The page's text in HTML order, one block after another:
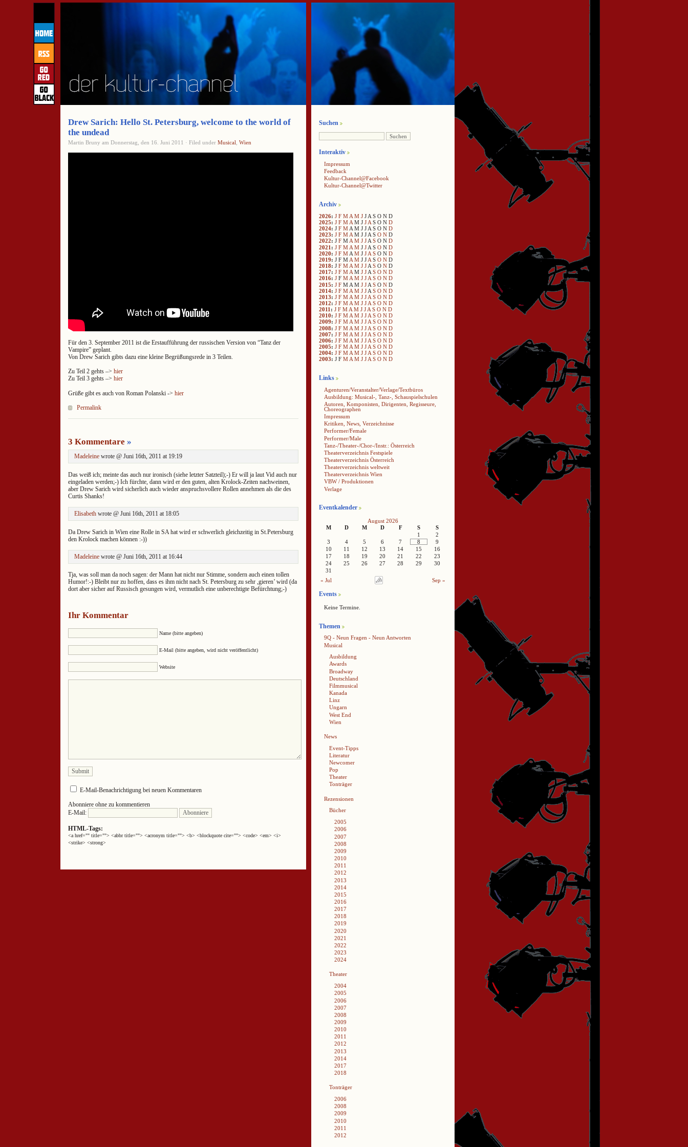
Drew Sarich: Hello St. Petersburg, welcome to the world of
the undead
Martin Bruny am Donnerstag, den 16. Juni 2011 · Filed under Musical Wien
Für den 3. September 2011 ist die Erstaufführung der russischen Version von “Tanz der
Vampire” geplant.
Von Drew Sarich gibts dazu eine kleine Begrüßungsrede in 3 Teilen.
Zu Teil 2 gehts –> hier
Zu Teil 3 gehts –> hier
Grüße gibt es auch von Roman Polanski -> hier
Permalink
3 Kommentare »
Madeleine wrote @ Juni 16th, 2011 at 19:19
Das weiß ich; meinte das auch nur ironisch (siehe letzter Satzteil);-) Er will ja laut Vid auch nur
eingeladen werden;-) Ich fürchte, dann wird er den guten, alten Krolock-Zeiten nachweinen,
aber Drew Sarich wird sicherlich auch wieder anspruchsvollere Rollen annehmen als die des
Curtis Shanks!
Elisabeth wrote @ Juni 16th, 2011 at 18:05
Da Drew Sarich in Wien eine Rolle in SA hat wird er schwerlich gleichzeitig in St.Petersburg
den Krolock machen können :-))
Madeleine wrote @ Juni 16th, 2011 at 16:44
Tja, was soll man da noch sagen: der Mann hat nicht nur Stimme, sondern auch einen tollen
Humor!:-) Bleibt nur zu hoffen, dass es ihm nicht nach St. Petersburg zu sehr ,gieren’ wird (da
dort aber sicher auf Russisch gesungen wird, vermutlich eine unberechtigte Befürchtung;-)
Ihr Kommentar
Name (bitte angeben)
E-Mail (bitte angeben, wird nicht veröffentlicht)
Website
E-Mail-Benachrichtigung bei neuen Kommentaren
Abonniere ohne zu kommentieren
E-Mail:
HTML-Tags:
<a href="" title=""> <abbr title=""> <acronym title=""> <b> <blockquote cite=""> <code> <em> <i>
<strike> <strong>
Suchen
Interaktiv
Impressum
Feedback
Kultur-Channel@Facebook
Kultur-Channel@Twitter
Archiv
2026: J F M A M J J A S O N D
2025: J F M A M J J A S O N D
2024: J F M A M J J A S O N D
2023: J F M A M J J A S O N D
2022: J F MA M J JA S O N D
2021 : J F M A M J J A S O N D
2020: J F M A M J J A S O N D
2019: J F M A M J J A S O N D
2018: J F M A M J J A S O N D
2017: J F M A M J J A S O N D
2016: J F M A M J J A S O N D
2015: J F M A M J J A S O N D
2014: J F M A M J J A S O N D
2013: J F M A M J J A S O N D
2012: J F M A M J J A S O N D
2011 : J F M A M J J A S O N D
2010: J F M A M J J A S O N D
2009: J F MA M J JA S O N D
2008: J F M A M J J A S O N D
2007: J F M A M J J A S O N D
2006: J F M A M J J A S O N D
2005: J F M A M J J A S O N D
2004: J F M A M J J A S O N D
2003: J F M A M J J A S O N D
Links
Agenturen/Veranstalter/Verlage/Textbüros
Ausbildung: Musical-, Tanz-, Schauspielschulen
Autoren, Komponisten, Dirigenten, Regisseure,
Choreographen
Impressum
Kritiken, News, Verzeichnisse
Performer/Female
Performer/Male
Tanz-/Theater-/Chor-/Instr.: Österreich
Theaterverzeichnis Festspiele
Theaterverzeichnis Österreich
Theaterverzeichnis weltweit
Theaterverzeichnis Wien
VBW / Produktionen
Verlage
Eventkalender
August 2026
M
D M D F S
S
1
2
3
4 5 6 7 8
9
10
11 12 13 14 15
16
17
18 19 20 21 22
23
24
25 26 27 28 29
30
31
« Jul
Sep »
Events
Keine Termine.
Themen
9Q - Neun Fragen - Neun Antworten
Musical
Ausbildung
Awards
Broadway
Deutschland
Filmmusical
Kanada
Linz
Ungarn
West End
Wien
News
Event-Tipps
Literatur
Newcomer
Pop
Theater
Tonträger
Rezensionen
Bücher
2005
2006
2007
2008
2009
2010
2011
2012
2013
2014
2015
2016
2017
2018
2019
2020
2021
2022
2023
2024
Theater
2004
2005
2006
2007
2008
2009
2010
2011
2012
2013
2014
2017
2018
Tonträger
2006
2008
2009
2010
2011
2012